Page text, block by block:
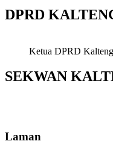
DPRD
Ketua DPRD
SEKWAN
Laman